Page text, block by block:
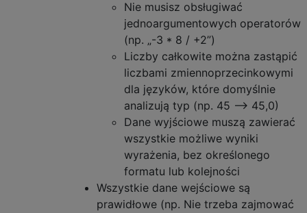
Nie musisz obsługiwać
jednoargumentowych operatorów
(np. „-3 * 8 / +2”)
Liczby całkowite można zastąpić
liczbami zmiennoprzecinkowymi
dla języków, które domyślnie
analizują typ (np. 45 ⟶ 45,0)
Dane wyjściowe muszą zawierać
wszystkie możliwe wyniki
wyrażenia, bez określonego
formatu lub kolejności
Wszystkie dane wejściowe są
prawidłowe (np. Nie trzeba zajmować